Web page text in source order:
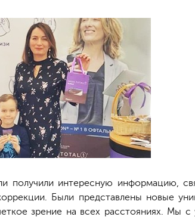
получили интересную информацию,
Были представлены новые
зрение на всех расстояниях. Мы